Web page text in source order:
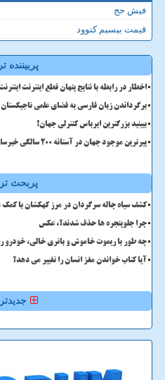
فیش حج
قیمت بیسیم کنوود
پربیننده
اخطار در رابطه با نتایج پنهان قطع اینترنت
برگرداندن زبان فارسی به فضای علمی تاجیکستان
ببینید بزرگترین ایرباس کنترلی جهان!
پیرترین موجود جهان در آستانه ۲۰۰ سالگی خبرساز شد
پربحث
کشف سیاه چاله سرگردان در مرز کهکشان با
چرا جلوپنجره ها حذف شدند؟، عکس
چه طور با ریموت خاموش و باتری خالی، خودرو
آیا کتاب خواندن مغز انسان را تغییر می دهد؟